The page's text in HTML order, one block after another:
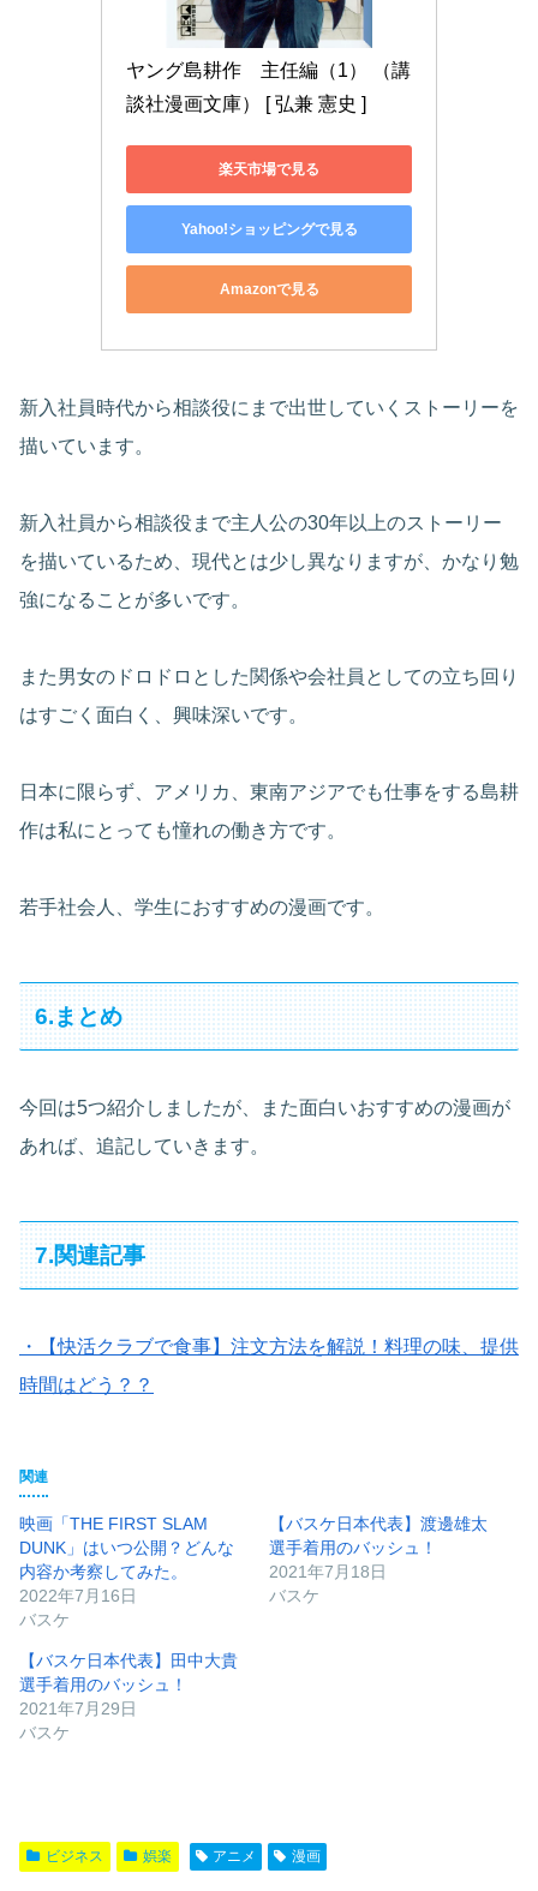
ヤング島耕作　主任編（1） （講
談社漫画文庫） [ 弘兼 憲史 ]
楽天市場で見る
Yahoo!ショッピングで見る
Amazonで見る
新入社員時代から相談役にまで出世していくストーリーを
描いています。
新入社員から相談役まで主人公の30年以上のストーリー
を描いているため、現代とは少し異なりますが、かなり勉
強になることが多いです。
また男女のドロドロとした関係や会社員としての立ち回り
はすごく面白く、興味深いです。
日本に限らず、アメリカ、東南アジアでも仕事をする島耕
作は私にとっても憧れの働き方です。
若手社会人、学生におすすめの漫画です。
6.まとめ
今回は5つ紹介しましたが、また面白いおすすめの漫画が
あれば、追記していきます。
7.関連記事
・【快活クラブで食事】注文方法を解説！料理の味、提供
時間はどう？？
関連
映画「THE FIRST SLAM
DUNK」はいつ公開？どんな
内容か考察してみた。
2022年7月16日
バスケ
【バスケ日本代表】渡邊雄太
選手着用のバッシュ！
2021年7月18日
バスケ
【バスケ日本代表】田中大貴
選手着用のバッシュ！
2021年7月29日
バスケ
ビジネス 娯楽 アニメ 漫画